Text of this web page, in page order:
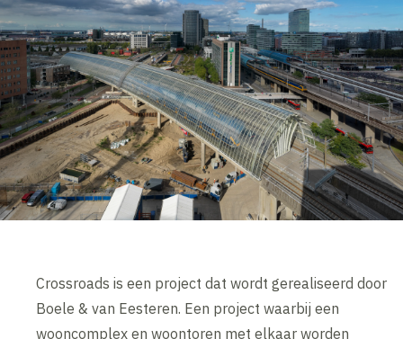
Crossroads is een project dat wordt gerealiseerd door
Boele & van Eesteren. Een project waarbij een
wooncomplex en woontoren met elkaar worden